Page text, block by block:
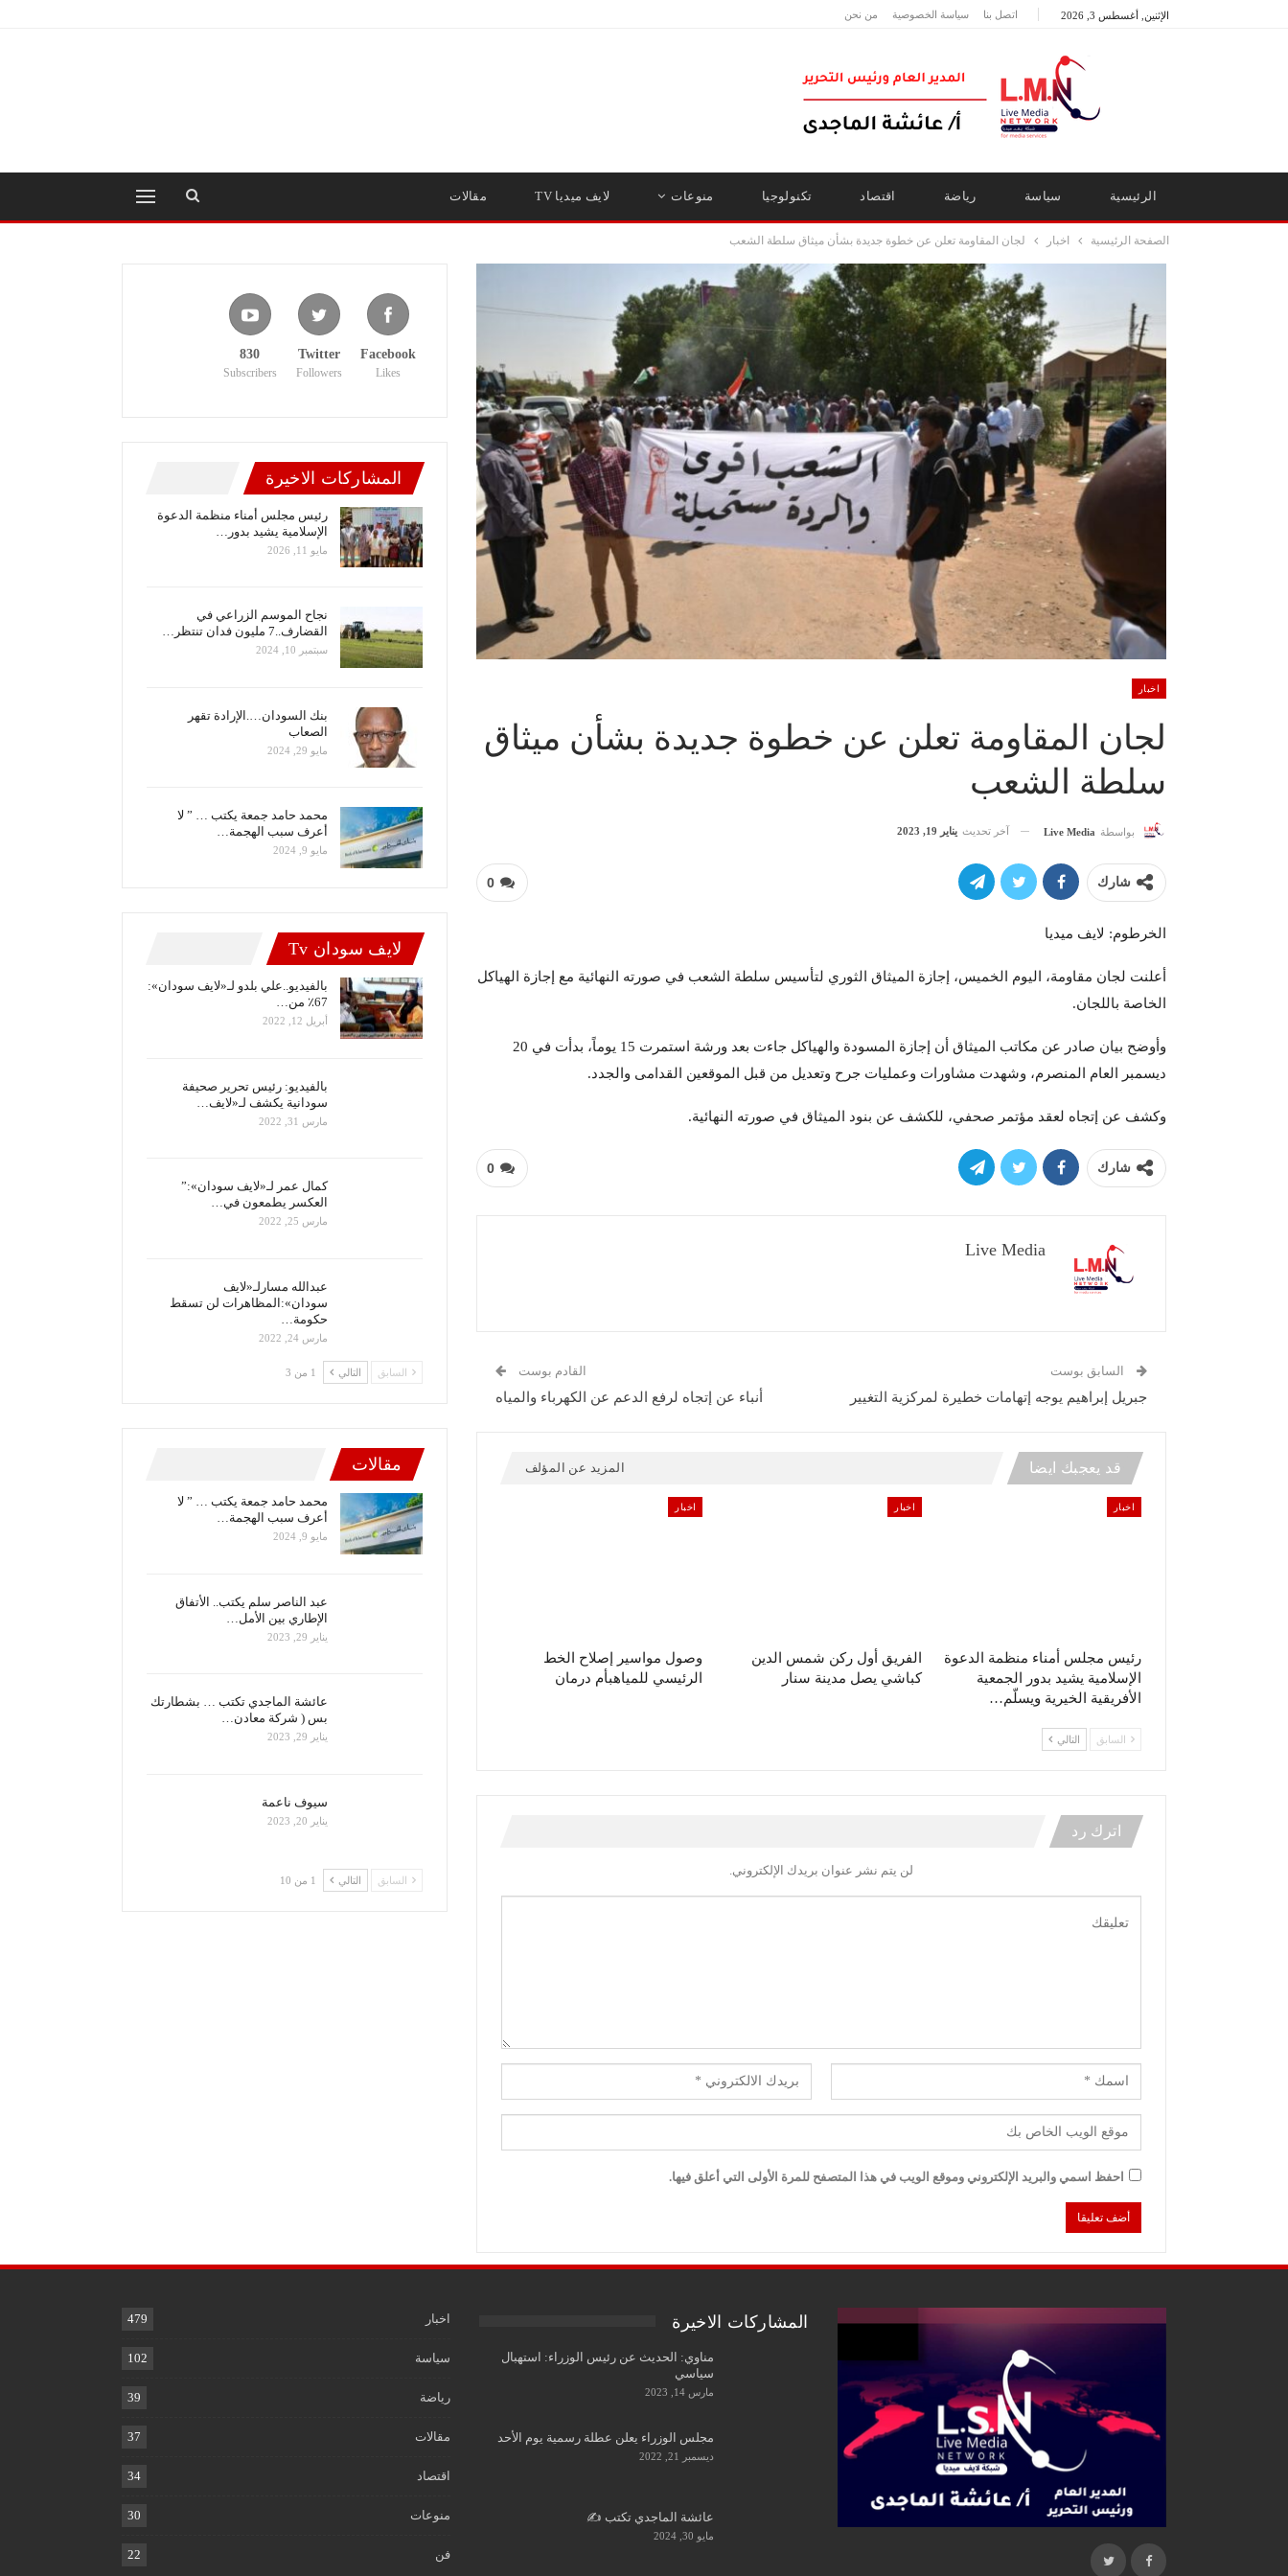
الإثنين, أغسطس 3, 2026 اتصل بنا سياسة الخصوصية من نحن
الرئيسية سياسة رياضة اقتصاد تكنولوجيا منوعات لايف ميديا TV مقالات
الصفحة الرئيسية اخبار لجان المقاومة تعلن عن خطوة جديدة بشأن ميثاق سلطة الشعب
اخبار
لجان المقاومة تعلن عن خطوة جديدة بشأن ميثاق
سلطة الشعب
بواسطة Live Media آخر تحديث يناير 19, 2023
0 شارك
الخرطوم: لايف ميديا
أعلنت لجان مقاومة، اليوم الخميس، إجازة الميثاق الثوري لتأسيس سلطة الشعب في صورته النهائية مع إجازة الهياكل
الخاصة باللجان.
وأوضح بيان صادر عن مكاتب الميثاق أن إجازة المسودة والهياكل جاءت بعد ورشة استمرت 15 يوماً، بدأت في 20
ديسمبر العام المنصرم، وشهدت مشاورات وعمليات جرح وتعديل من قبل الموقعين القدامى والجدد.
وكشف عن إتجاه لعقد مؤتمر صحفي، للكشف عن بنود الميثاق في صورته النهائية.
0 شارك
Live Media
السابق بوست
جبريل إبراهيم يوجه إتهامات خطيرة لمركزية التغيير
القادم بوست
أنباء عن إتجاه لرفع الدعم عن الكهرباء والمياه
قد يعجبك ايضا المزيد عن المؤلف
اخبار
رئيس مجلس أمناء منظمة الدعوة
الإسلامية يشيد بدور الجمعية
الأفريقية الخيرية ويسلّم…
اخبار
الفريق أول ركن شمس الدين
كباشي يصل مدينة سنار
اخبار
وصول مواسير إصلاح الخط
الرئيسي للمياهبأم درمان
السابق التالي
اترك رد
لن يتم نشر عنوان بريدك الإلكتروني.
احفظ اسمي والبريد الإلكتروني وموقع الويب في هذا المتصفح للمرة الأولى التي أعلق فيها.
Facebook
Likes
Twitter
Followers
830
Subscribers
المشاركات الاخيرة
رئيس مجلس أمناء منظمة الدعوة
الإسلامية يشيد بدور…
مايو 11, 2026
نجاح الموسم الزراعي في
القضارف..7 مليون فدان تنتظر…
سبتمبر 10, 2024
بنك السودان….الإرادة تقهر
الصعاب
مايو 29, 2024
محمد حامد جمعة يكتب … ” لا
أعرف سبب الهجمة…
مايو 9, 2024
لايف سودان Tv
بالفيديو..علي بلدو لـ«لايف سودان»:
67٪ من…
أبريل 12, 2022
بالفيديو: رئيس تحرير صحيفة
سودانية يكشف لـ«لايف…
مارس 31, 2022
كمال عمر لـ«لايف سودان»:”
العكسر يطمعون في…
مارس 25, 2022
عبدالله مسارلـ«لايف
سودان»:المظاهرات لن تسقط
حكومة…
مارس 24, 2022
السابق التالي 1 من 3
مقالات
محمد حامد جمعة يكتب … ” لا
أعرف سبب الهجمة…
مايو 9, 2024
عبد الناصر سلم يكتب.. الأتفاق
الإطاري بين الأمل…
يناير 29, 2023
عائشة الماجدي تكتب … بشطارتك
بس ( شركة معادن…
يناير 29, 2023
سيوف ناعمة
يناير 20, 2023
السابق التالي 1 من 10
المشاركات الاخيرة
مناوي: الحديث عن رئيس الوزراء: استهبال
سياسي
مارس 14, 2023
مجلس الوزراء يعلن عطلة رسمية يوم الأحد
ديسمبر 21, 2022
عائشة الماجدي تكتب ✍️
مايو 30, 2024
اخبار 479
سياسة 102
رياضة 39
مقالات 37
اقتصاد 34
منوعات 30
فن 22